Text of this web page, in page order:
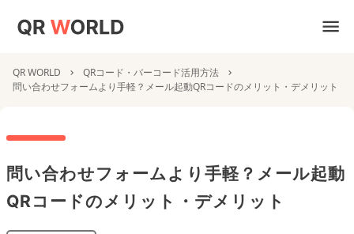
QR WORLD
QRコード・バーコード活用方法
問い合わせフォームより手軽？メール起動QRコードのメリット・デメリット
問い合わせフォームより手軽？メール起動
QRコードのメリット・デメリット